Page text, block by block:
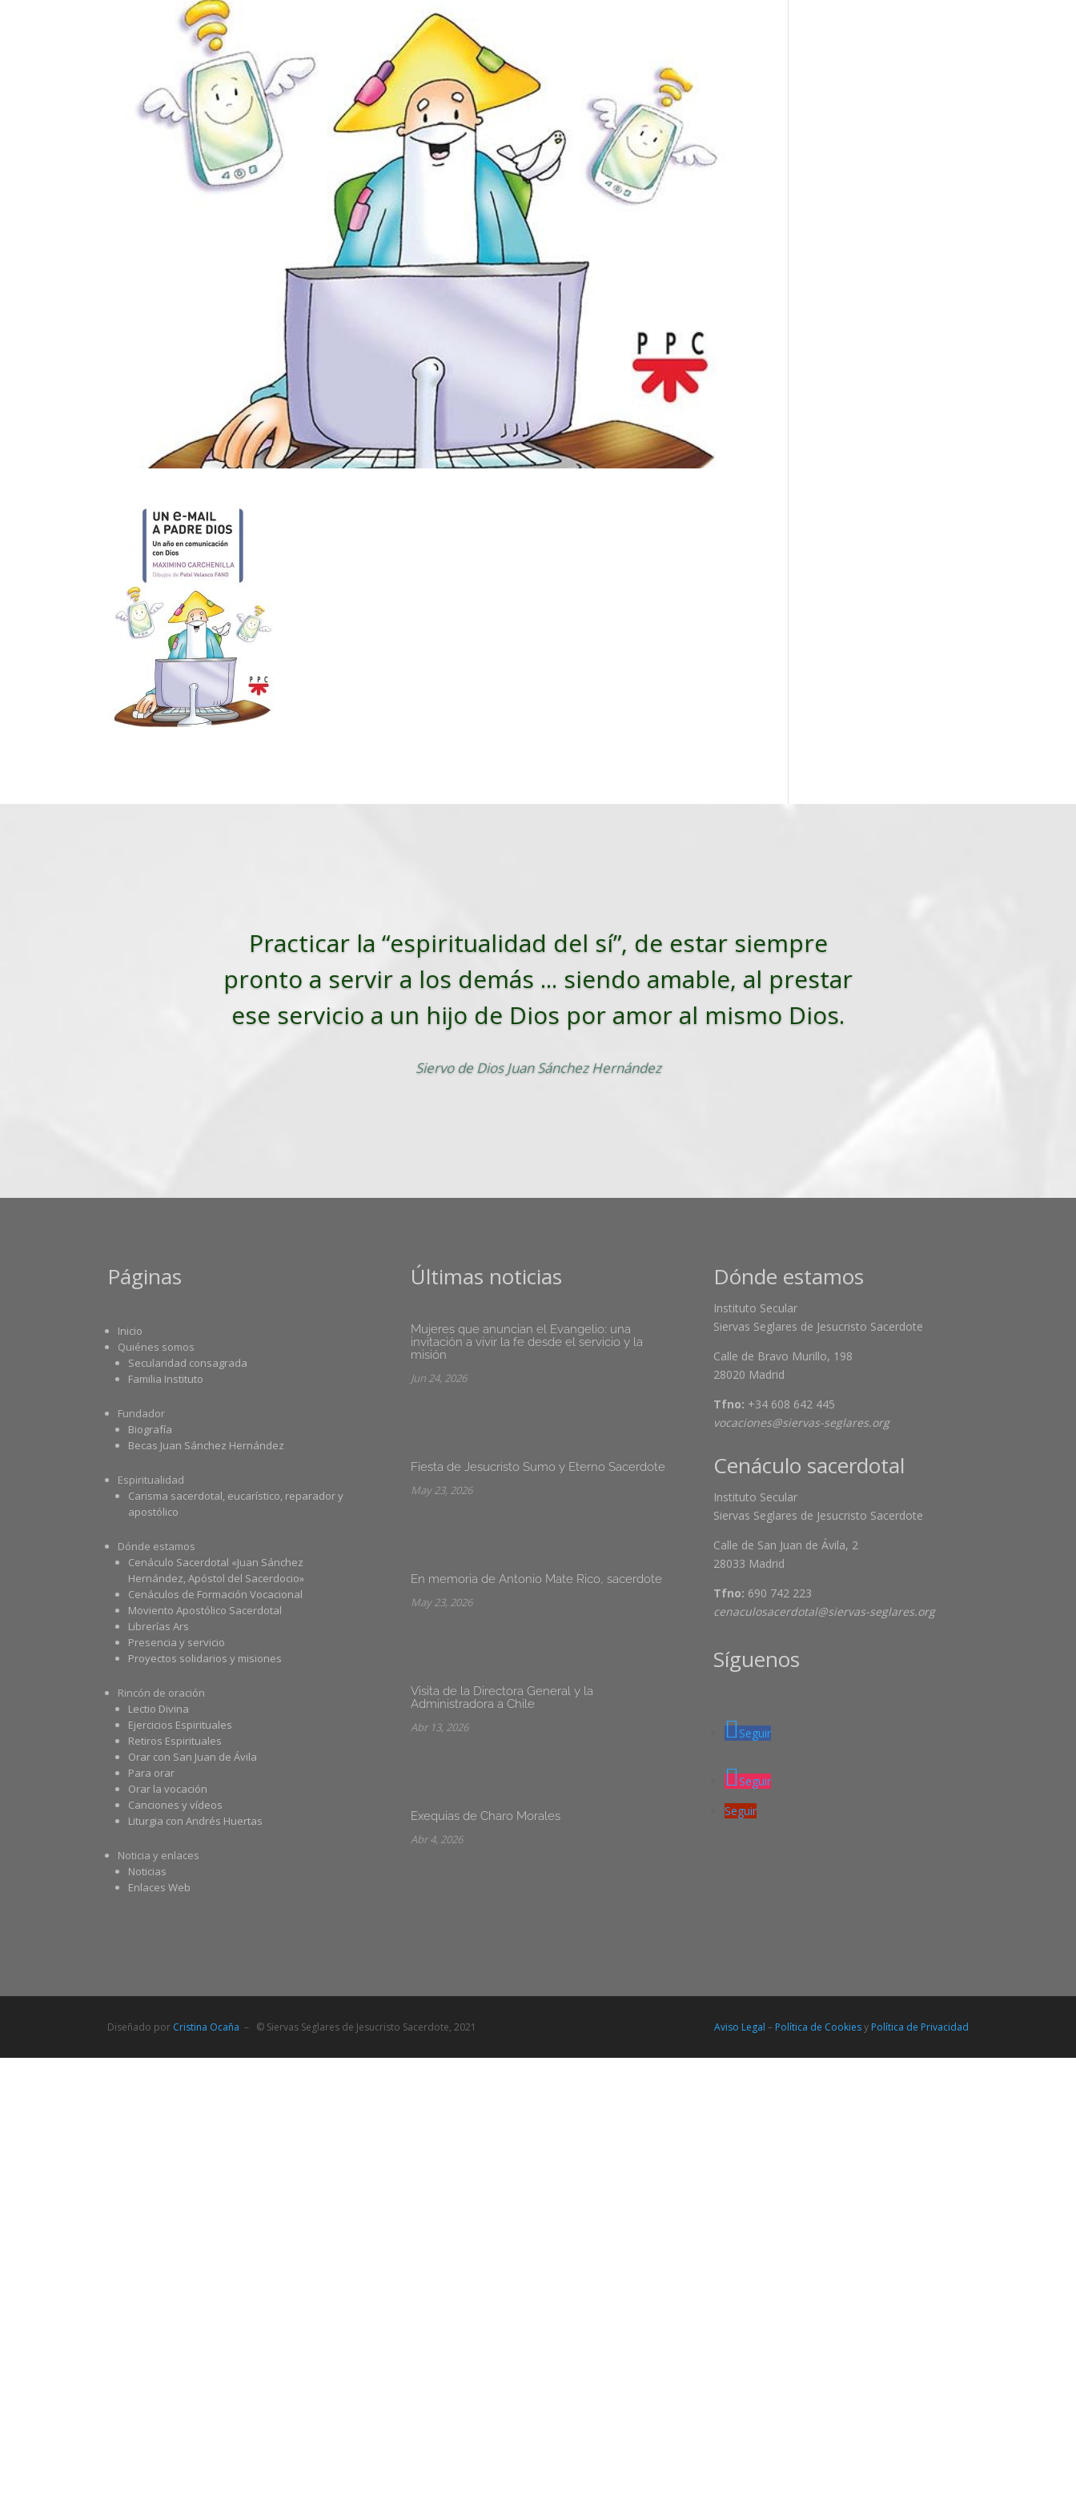
Practicar la “espiritualidad del sí”, de estar siempre
pronto a servir a los demás ... siendo amable, al prestar
ese servicio a un hijo de Dios por amor al mismo Dios.
Siervo de Dios Juan Sánchez Hernández
Páginas
Inicio
Quiénes somos
Secularidad consagrada
Familia Instituto
Fundador
Biografía
Becas Juan Sánchez Hernández
Espiritualidad
Carisma sacerdotal, eucarístico, reparador y
apostólico
Dónde estamos
Cenáculo Sacerdotal «Juan Sánchez
Hernández, Apóstol del Sacerdocio»
Cenáculos de Formación Vocacional
Moviento Apostólico Sacerdotal
Librerías Ars
Presencia y servicio
Proyectos solidarios y misiones
Rincón de oración
Lectio Divina
Ejercicios Espirituales
Retiros Espirituales
Orar con San Juan de Ávila
Para orar
Orar la vocación
Canciones y vídeos
Liturgia con Andrés Huertas
Noticia y enlaces
Noticias
Enlaces Web
Últimas noticias
Mujeres que anuncian el Evangelio: una
invitación a vivir la fe desde el servicio y la
misión
Jun 24, 2026
Fiesta de Jesucristo Sumo y Eterno Sacerdote
May 23, 2026
En memoria de Antonio Mate Rico, sacerdote
May 23, 2026
Visita de la Directora General y la
Administradora a Chile
Abr 13, 2026
Exequias de Charo Morales
Abr 4, 2026
Dónde estamos
Instituto Secular
Siervas Seglares de Jesucristo Sacerdote
Calle de Bravo Murillo, 198
28020 Madrid
Tfno: +34 608 642 445
vocaciones@siervas-seglares.org
Cenáculo sacerdotal
Instituto Secular
Siervas Seglares de Jesucristo Sacerdote
Calle de San Juan de Ávila, 2
28033 Madrid
Tfno: 690 742 223
cenaculosacerdotal@siervas-seglares.org
Síguenos
Seguir
Seguir
Seguir
Diseñado por Cristina Ocaña – © Siervas Seglares de Jesucristo Sacerdote, 2021 Aviso Legal – Política de Cookiesy Política de Privacidad